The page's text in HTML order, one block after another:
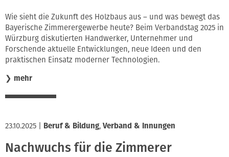
Wie sieht die Zukunft des Holzbaus aus – und was bewegt das
Bayerische Zimmerergewerbe heute? Beim Verbandstag 2025 in
Würzburg diskutierten Handwerker, Unternehmer und
Forschende aktuelle Entwicklungen, neue Ideen und den
praktischen Einsatz moderner Technologien.
❯ mehr
23.10.2025 Beruf & Bildung, Verband & Innungen
Nachwuchs für die Zimmerer